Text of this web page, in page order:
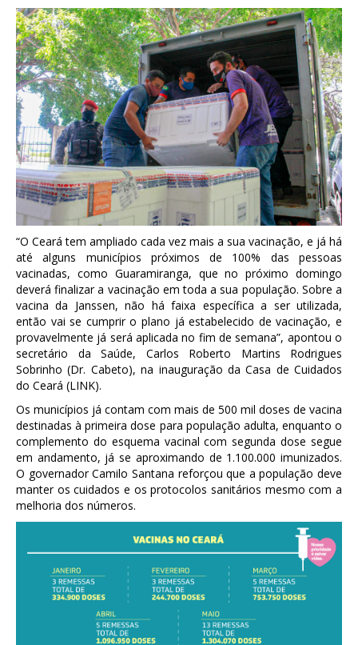
“O Ceará tem ampliado cada vez mais a sua vacinação, e já há
até alguns municípios próximos de 100% das pessoas
vacinadas, como Guaramiranga, que no próximo domingo
deverá finalizar a vacinação em toda a sua população. Sobre a
vacina da Janssen, não há faixa específica a ser utilizada,
então vai se cumprir o plano já estabelecido de vacinação, e
provavelmente já será aplicada no fim de semana”, apontou o
secretário da Saúde, Carlos Roberto Martins Rodrigues
Sobrinho (Dr. Cabeto), na inauguração da Casa de Cuidados
do Ceará (LINK).
Os municípios já contam com mais de 500 mil doses de vacina
destinadas à primeira dose para população adulta, enquanto o
complemento do esquema vacinal com segunda dose segue
em andamento, já se aproximando de 1.100.000 imunizados.
O governador Camilo Santana reforçou que a população deve
manter os cuidados e os protocolos sanitários mesmo com a
melhoria dos números.